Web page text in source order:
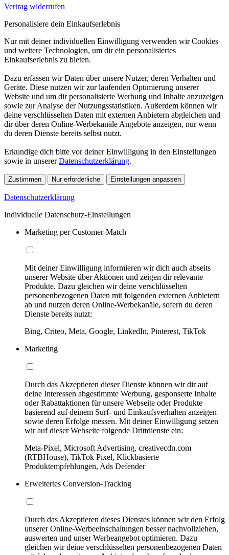
Vertrag widerrufen
Personalisiere dein Einkaufserlebnis
Nur mit deiner individuellen Einwilligung verwenden wir Cookies
und weitere Technologien, um dir ein personalisiertes
Einkaufserlebnis zu bieten.
Dazu erfassen wir Daten über unsere Nutzer, deren Verhalten und
Geräte. Diese nutzen wir zur laufenden Optimierung unserer
Website und um dir personalisierte Werbung und Inhalte anzuzeigen
sowie zur Analyse der Nutzungsstatistiken. Außerdem können wir
deine verschlüsselten Daten mit externen Anbietern abgleichen und
dir über deren Online-Werbekanäle Angebote anzeigen, nur wenn
du deren Dienste bereits selbst nutzt.
Erkundige dich bitte vor deiner Einwilligung in den Einstellungen
sowie in unsererDatenschutzerklärung.
Zustimmen Nur erforderliche Einstellungen anpassen
Datenschutzerklärung
Individuelle Datenschutz-Einstellungen
Marketing per Customer-Match
Mit deiner Einwilligung informieren wir dich auch abseits
unserer Website über Aktionen und zeigen dir relevante
Produkte. Dazu gleichen wir deine verschlüsselten
personenbezogenen Daten mit folgenden externen Anbietern
ab und nutzen deren Online-Werbekanäle, sofern du deren
Dienste bereits nutzt:
Bing, Criteo, Meta, Google, LinkedIn, Pinterest, TikTok
Marketing
Durch das Akzeptieren dieser Dienste können wir dir auf
deine Interessen abgestimmte Werbung, gesponserte Inhalte
oder Rabattaktionen für unsere Webseite oder Produkte
basierend auf deinem Surf- und Einkaufsverhalten anzeigen
sowie deren Erfolge messen. Mit deiner Einwilligung setzen
wir auf dieser Webseite folgende Drittdienste ein:
Meta-Pixel, Microsoft Advertising, creativecdn.com
(RTBHouse), TikTok Pixel, Klickbasierte
Produktempfehlungen, Ads Defender
Erweitertes Conversion-Tracking
Durch das Akzeptieren dieses Dienstes können wir den Erfolg
unserer Online-Werbeeinschaltungen besser nachvollziehen,
auswerten und unser Werbeangebot optimieren. Dazu
gleichen wir deine verschlüsselten personenbezogenen Daten